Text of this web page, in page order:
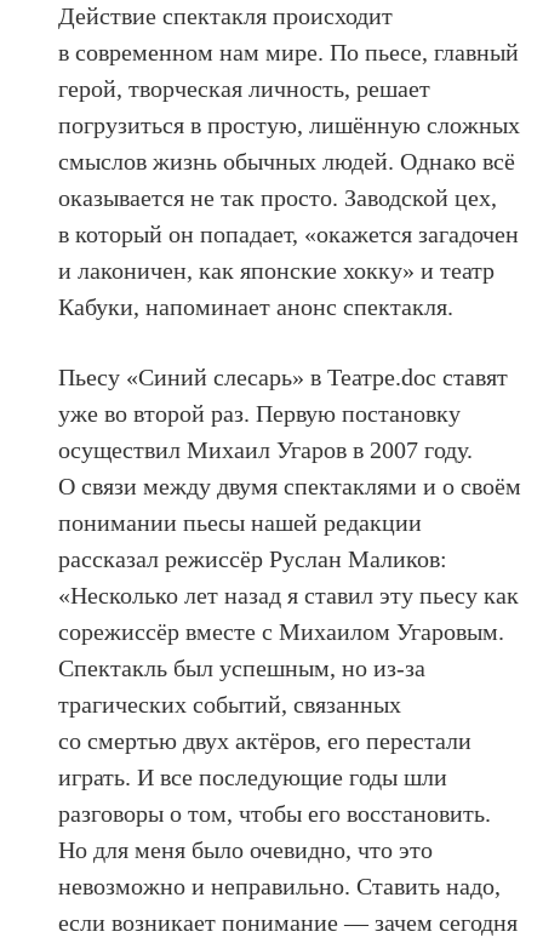
Действие спектакля происходит
в современном нам мире. По пьесе, главный
герой, творческая личность, решает
погрузиться в простую, лишённую сложных
смыслов жизнь обычных людей. Однако всё
оказывается не так просто. Заводской цех,
в который он попадает, «окажется загадочен
и лаконичен, как японские хокку» и театр
Кабуки, напоминает анонс спектакля.
Пьесу «Синий слесарь» в Театре.doc ставят
уже во второй раз. Первую постановку
осуществил Михаил Угаров в 2007 году.
О связи между двумя спектаклями и о своём
понимании пьесы нашей редакции
рассказал режиссёр Руслан Маликов:
«Несколько лет назад я ставил эту пьесу как
сорежиссёр вместе с Михаилом Угаровым.
Спектакль был успешным, но из-за
трагических событий, связанных
со смертью двух актёров, его перестали
играть. И все последующие годы шли
разговоры о том, чтобы его восстановить.
Но для меня было очевидно, что это
невозможно и неправильно. Ставить надо,
если возникает понимание — зачем сегодня